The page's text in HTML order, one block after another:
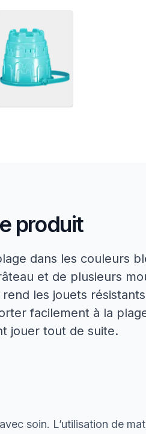
produit
dans les couleurs
et de plusieurs
les jouets
facilement à la
jouer tout de suite.
soin. L’utilisation de